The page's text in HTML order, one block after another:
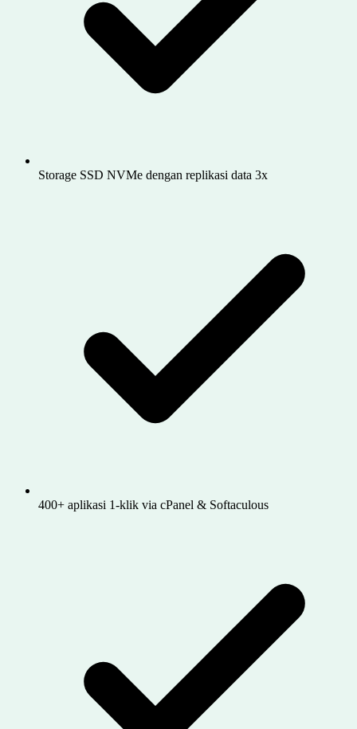
Storage SSD NVMe dengan replikasi data 3x
400+ aplikasi 1-klik via cPanel & Softaculous